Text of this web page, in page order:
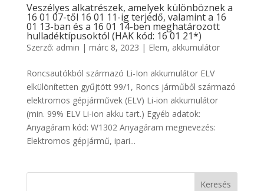
Veszélyes alkatrészek, amelyek különböznek a
16 01 07-től 16 01 11-ig terjedő, valamint a 16
01 13-ban és a 16 01 14-ben meghatározott
hulladéktípusoktól (HAK kód: 16 01 21*)
Szerző: admin | márc 8, 2023 | Elem, akkumulátor
Roncsautókból származó Li-Ion akkumulátor ELV
elkülönítetten gyűjtött 99/1, Roncs járműből származó
elektromos gépjárművek (ELV) Li-ion akkumulátor
(min. 99% ELV Li-ion akku tart.) Egyéb adatok:
Anyagáram kód: W1302 Anyagáram megnevezés:
Elektromos gépjármű, ipari...
Keresés